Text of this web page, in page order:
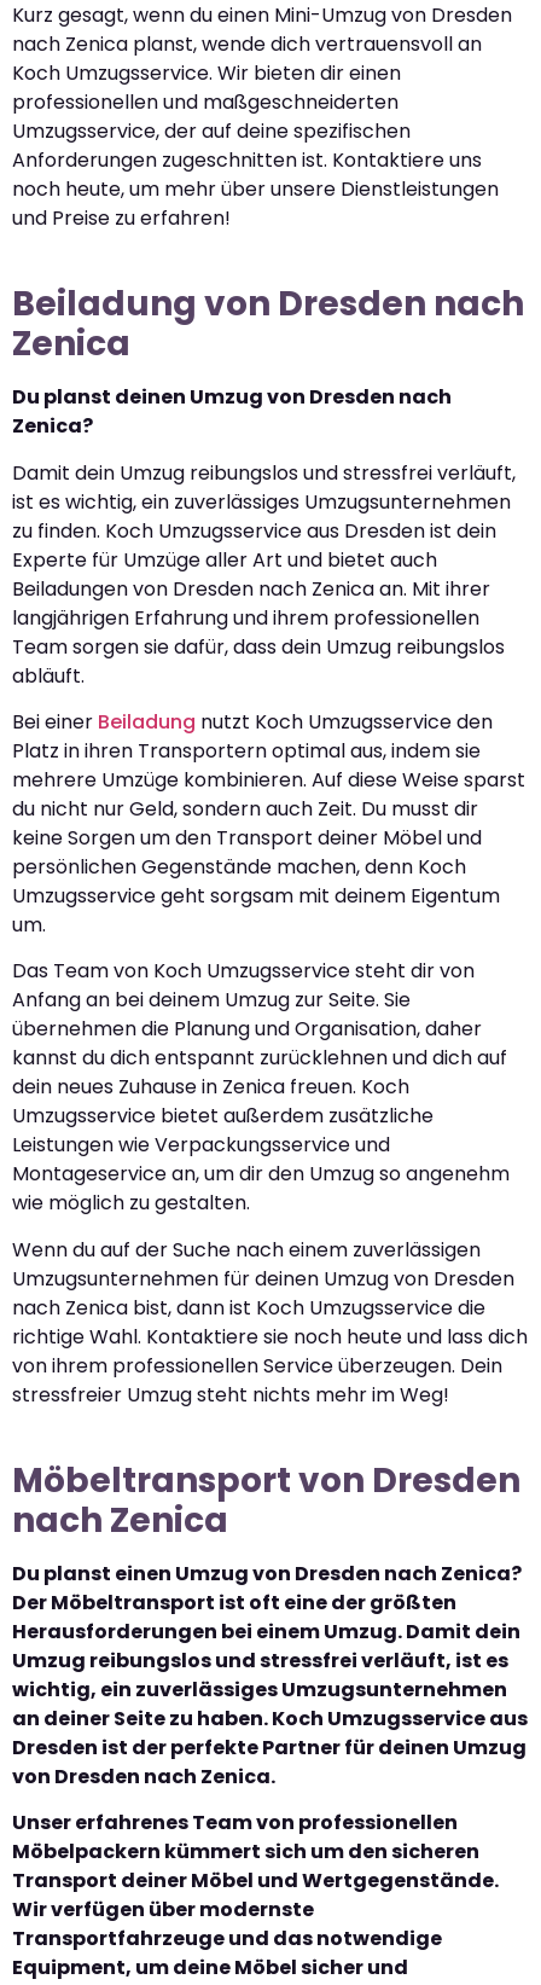
Kurz gesagt, wenn du einen Mini-Umzug von Dresden
nach Zenica planst, wende dich vertrauensvoll an
Koch Umzugsservice. Wir bieten dir einen
professionellen und maßgeschneiderten
Umzugsservice, der auf deine spezifischen
Anforderungen zugeschnitten ist. Kontaktiere uns
noch heute, um mehr über unsere Dienstleistungen
und Preise zu erfahren!
Beiladung von Dresden nach
Zenica
Du planst deinen Umzug von Dresden nach
Zenica?
Damit dein Umzug reibungslos und stressfrei verläuft,
ist es wichtig, ein zuverlässiges Umzugsunternehmen
zu finden. Koch Umzugsservice aus Dresden ist dein
Experte für Umzüge aller Art und bietet auch
Beiladungen von Dresden nach Zenica an. Mit ihrer
langjährigen Erfahrung und ihrem professionellen
Team sorgen sie dafür, dass dein Umzug reibungslos
abläuft.
Bei einer Beiladung nutzt Koch Umzugsservice den
Platz in ihren Transportern optimal aus, indem sie
mehrere Umzüge kombinieren. Auf diese Weise sparst
du nicht nur Geld, sondern auch Zeit. Du musst dir
keine Sorgen um den Transport deiner Möbel und
persönlichen Gegenstände machen, denn Koch
Umzugsservice geht sorgsam mit deinem Eigentum
um.
Das Team von Koch Umzugsservice steht dir von
Anfang an bei deinem Umzug zur Seite. Sie
übernehmen die Planung und Organisation, daher
kannst du dich entspannt zurücklehnen und dich auf
dein neues Zuhause in Zenica freuen. Koch
Umzugsservice bietet außerdem zusätzliche
Leistungen wie Verpackungsservice und
Montageservice an, um dir den Umzug so angenehm
wie möglich zu gestalten.
Wenn du auf der Suche nach einem zuverlässigen
Umzugsunternehmen für deinen Umzug von Dresden
nach Zenica bist, dann ist Koch Umzugsservice die
richtige Wahl. Kontaktiere sie noch heute und lass dich
von ihrem professionellen Service überzeugen. Dein
stressfreier Umzug steht nichts mehr im Weg!
Möbeltransport von Dresden
nach Zenica
Du planst einen Umzug von Dresden nach Zenica?
Der Möbeltransport ist oft eine der größten
Herausforderungen bei einem Umzug. Damit dein
Umzug reibungslos und stressfrei verläuft, ist es
wichtig, ein zuverlässiges Umzugsunternehmen
an deiner Seite zu haben. Koch Umzugsservice aus
Dresden ist der perfekte Partner für deinen Umzug
von Dresden nach Zenica.
Unser erfahrenes Team von professionellen
Möbelpackern kümmert sich um den sicheren
Transport deiner Möbel und Wertgegenstände.
Wir verfügen über modernste
Transportfahrzeuge und das notwendige
Equipment, um deine Möbel sicher und